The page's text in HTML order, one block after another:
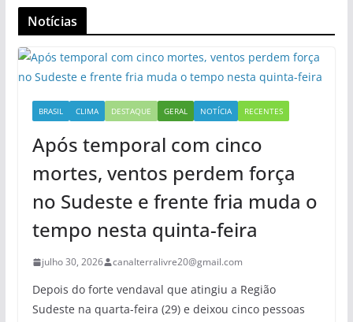
Notícias
BRASIL CLIMA DESTAQUE GERAL NOTÍCIA RECENTES
Após temporal com cinco
mortes, ventos perdem força
no Sudeste e frente fria muda o
tempo nesta quinta-feira
julho 30, 2026 canalterralivre20@gmail.com
Depois do forte vendaval que atingiu a Região
Sudeste na quarta-feira (29) e deixou cinco pessoas